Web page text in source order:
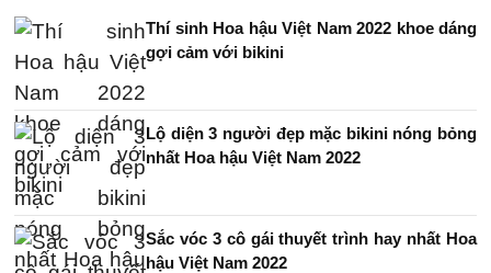
Thí sinh Hoa hậu Việt Nam 2022 khoe dáng
gợi cảm với bikini
Lộ diện 3 người đẹp mặc bikini nóng bỏng
nhất Hoa hậu Việt Nam 2022
Sắc vóc 3 cô gái thuyết trình hay nhất Hoa
hậu Việt Nam 2022